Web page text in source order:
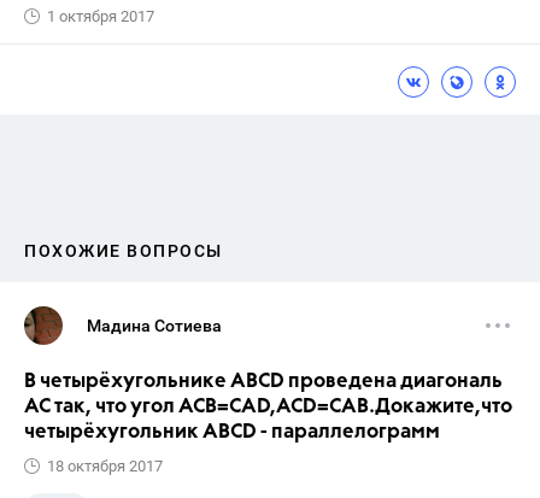
1 октября 2017
ПОХОЖИЕ ВОПРОСЫ
Мадина Сотиева
В четырёхугольнике ABCD проведена диагональ
AC так, что угол ACB=CAD,ACD=CAB.Докажите,что
четырёхугольник ABCD - параллелограмм
18 октября 2017